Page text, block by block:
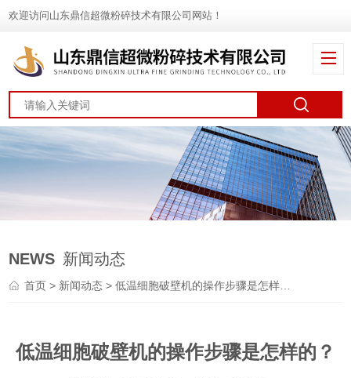
欢迎访问山东鼎信超微粉碎技术有限公司网站！
NEWS 新闻动态
首页 > 新闻动态 > 低温细胞破壁机的操作步骤是怎样的？
低温细胞破壁机的操作步骤是怎样的？